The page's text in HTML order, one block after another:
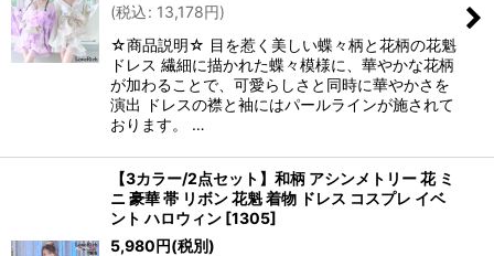
(税込: 13,178円)
☆商品説明☆ 目を惹く美しい蝶々柄と花柄の花魁
ドレス 繊細に描かれた蝶々模様に、華やかな花柄
が加わることで、可愛らしさと同時に華やかさを
演出 ドレスの襟と袖にはパールラインが施されて
おります。 …
【3カラー/2点セット】和柄 アシンメトリー 花 ミ
ニ 豪華 帯 リボン 花魁 着物 ドレス コスプレ イベ
ント ハロウィン [1305]
5,980円(税別)